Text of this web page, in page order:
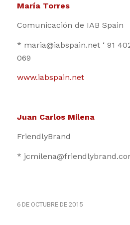
María Torres
Comunicación de IAB Spain
* maria@iabspain.net ‘ 91
069
www.iabspain.net
Juan Carlos Milena
FriendlyBrand
*
6 DE OCTUBRE DE 2015